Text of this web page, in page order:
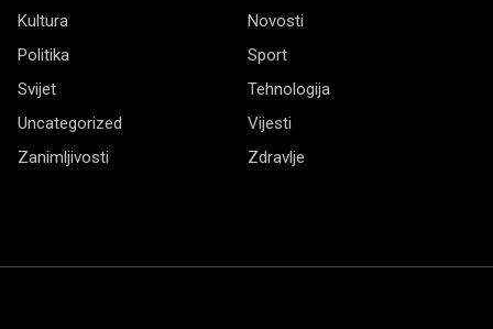
Kultura
Novosti
Politika
Sport
Svijet
Tehnologija
Uncategorized
Vijesti
Zanimljivosti
Zdravlje